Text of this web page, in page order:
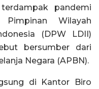
pandemi
Wilayah
(DPW LDII)
bersumber dari
Negara (APBN).
di Kantor Biro